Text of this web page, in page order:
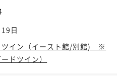
日
ツイン（イースト館/別館) ※
ドツイン）